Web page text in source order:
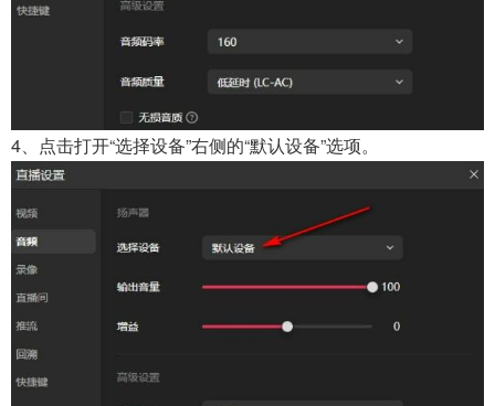
4、点击打开“选择设备”右侧的“默认设备”选项。